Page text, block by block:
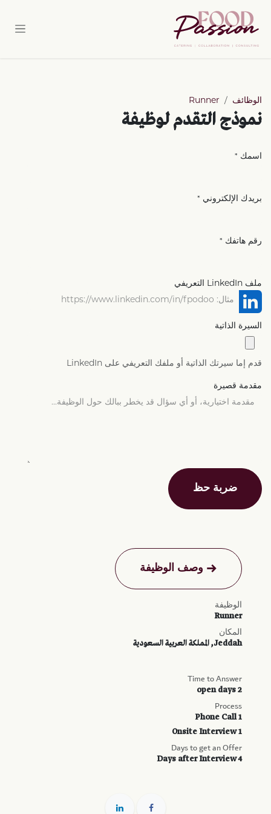
الوظائف Runner
نموذج التقدم لوظيفة
اسمك *
بريدك الإلكتروني *
رقم هاتفك *
ملف LinkedIn التعريفي
السيرة الذاتية
قدم إما سيرتك الذاتية أو ملفك التعريفي على LinkedIn
مقدمة قصيرة
ضربة حظ
وصف الوظيفة
الوظيفة
Runner
المكان
Jeddah
,المملكة العربية السعودية
Time to Answer
2 open days
Process
1 Phone Call
1 Onsite Interview
Days to get an Offer
4 Days after Interview